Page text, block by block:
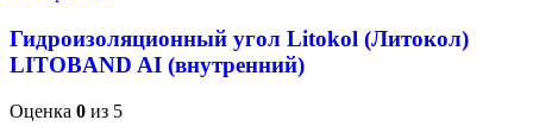
Гидроизоляционный угол Litokol (Литокол)
LITOBAND AI (внутренний)
Оценка 0 из 5